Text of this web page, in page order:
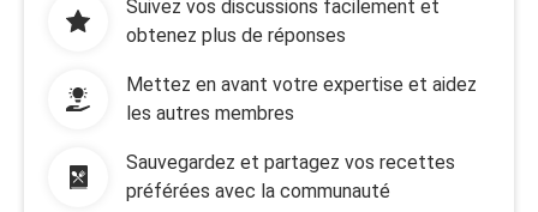
Suivez vos discussions facilement et
obtenez plus de réponses
Mettez en avant votre expertise et aidez
les autres membres
Sauvegardez et partagez vos recettes
préférées avec la communauté